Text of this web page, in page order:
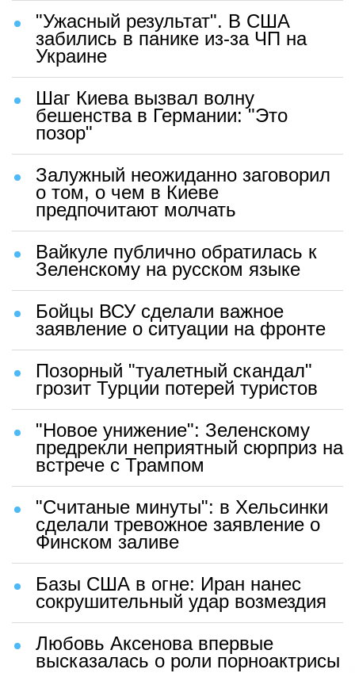
"Ужасный результат". В США
забились в панике из-за ЧП на
Украине
Шаг Киева вызвал волну
бешенства в Германии: "Это
позор"
Залужный неожиданно заговорил
о том, о чем в Киеве
предпочитают молчать
Вайкуле публично обратилась к
Зеленскому на русском языке
Бойцы ВСУ сделали важное
заявление о ситуации на фронте
Позорный "туалетный скандал"
грозит Турции потерей туристов
"Новое унижение": Зеленскому
предрекли неприятный сюрприз на
встрече с Трампом
"Считаные минуты": в Хельсинки
сделали тревожное заявление о
Финском заливе
Базы США в огне: Иран нанес
сокрушительный удар возмездия
Любовь Аксенова впервые
высказалась о роли порноактрисы